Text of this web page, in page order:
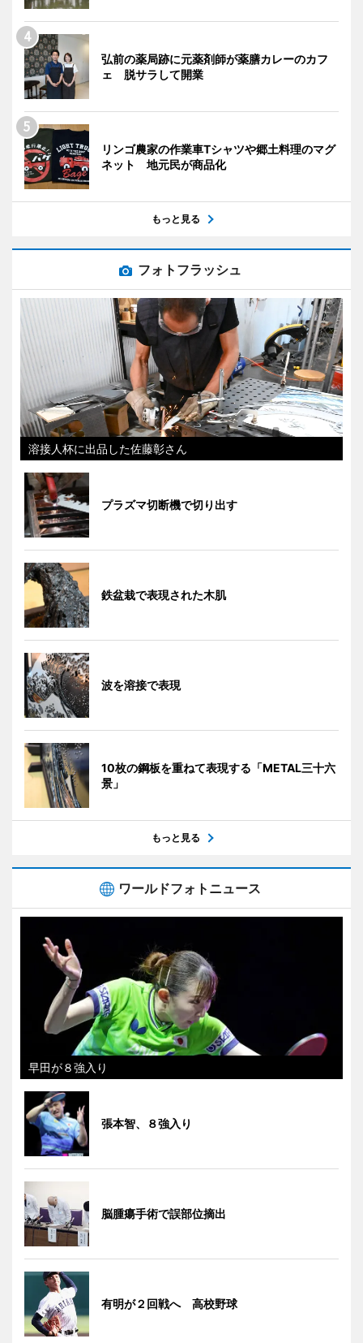
弘前の薬局跡に元薬剤師が薬膳カレーのカフ
ェ 脱サラして開業
リンゴ農家の作業車Tシャツや郷土料理のマグ
ネット 地元民が商品化
もっと見る
フォトフラッシュ
溶接人杯に出品した佐藤彰さん
プラズマ切断機で切り出す
鉄盆栽で表現された木肌
波を溶接で表現
10枚の鋼板を重ねて表現する「METAL三十六
景」
もっと見る
ワールドフォトニュース
早田が８強入り
張本智、８強入り
脳腫瘍手術で誤部位摘出
有明が２回戦へ 高校野球